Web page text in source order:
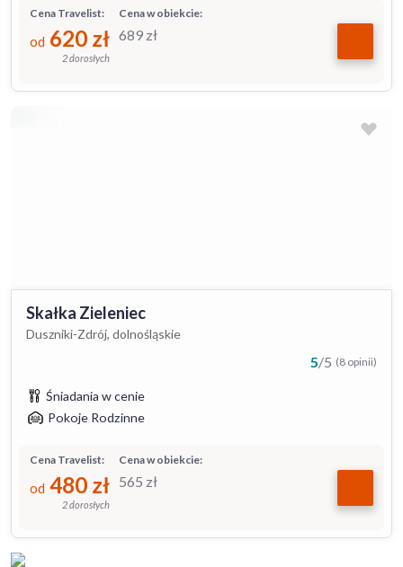
Cena w obiekcie:
689 zł
Cena Travelist:
od 620 zł
2 dorosłych
Skałka Zieleniec
Duszniki-Zdrój, dolnośląskie
5/5 (8 opinii)
Śniadania w cenie
Pokoje Rodzinne
Cena w obiekcie:
565 zł
Cena Travelist:
od 480 zł
2 dorosłych